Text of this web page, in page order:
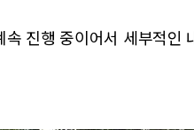
속 진행 중이어서 세부적인